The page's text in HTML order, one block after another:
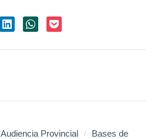
Audiencia Provincial
Bases de